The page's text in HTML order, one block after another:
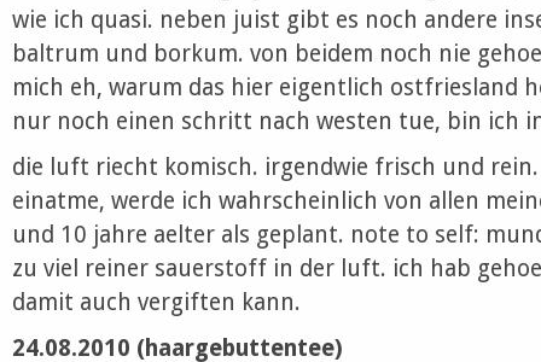
wie ich quasi. neben juist gibt es noch andere
baltrum und borkum. von beidem noch nie
mich eh, warum das hier eigentlich ostfriesland
nur noch einen schritt nach westen tue, bin ich
die luft riecht komisch. irgendwie frisch und
einatme, werde ich wahrscheinlich von allen
und 10 jahre aelter als geplant. note to self:
zu viel reiner sauerstoff in der luft. ich hab
damit auch vergiften kann.
24.08.2010 (haargebuttentee)